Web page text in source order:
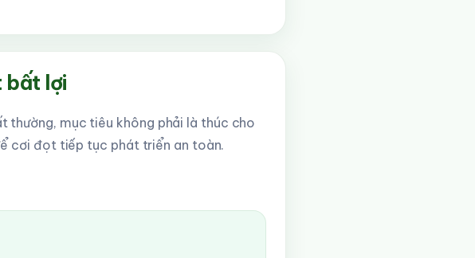
bất lợi
thường, mục tiêu không phải là thúc cho
cơi đọt tiếp tục phát triển an toàn.